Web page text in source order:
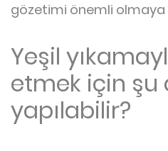
gözetimi önemli
Yeşil
etmek için şu
yapılabilir?